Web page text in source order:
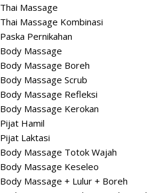
Thai Massage
Thai Massage Kombinasi
Paska Pernikahan
Body Massage
Body Massage Boreh
Body Massage Scrub
Body Massage Refleksi
Body Massage Kerokan
Pijat Hamil
Pijat Laktasi
Body Massage Totok Wajah
Body Massage Keseleo
Body Massage + Lulur + Boreh